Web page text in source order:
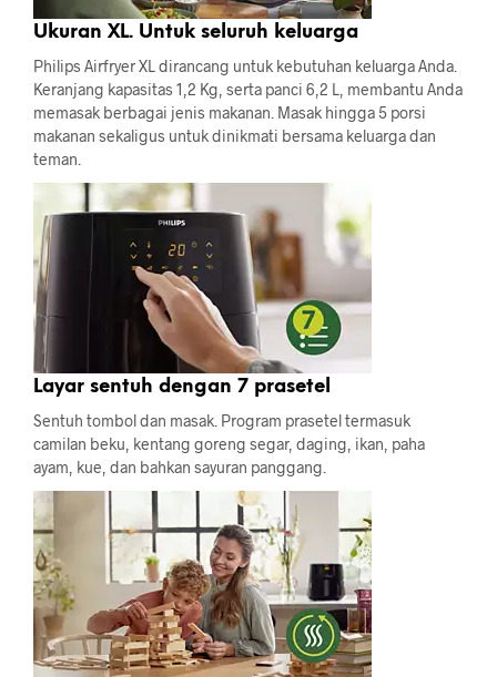
Ukuran XL. Untuk seluruh keluarga
Philips Airfryer XL dirancang untuk kebutuhan keluarga Anda.
Keranjang kapasitas 1,2 Kg, serta panci 6,2 L, membantu Anda
memasak berbagai jenis makanan. Masak hingga 5 porsi
makanan sekaligus untuk dinikmati bersama keluarga dan
teman.
Layar sentuh dengan 7 prasetel
Sentuh tombol dan masak. Program prasetel termasuk
camilan beku, kentang goreng segar, daging, ikan, paha
ayam, kue, dan bahkan sayuran panggang.